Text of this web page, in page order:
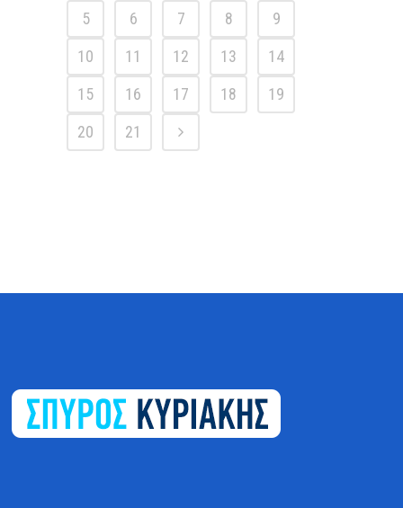
5
6 7 8
9
10
11 12 13
14
15
16 17 18
19
20
21